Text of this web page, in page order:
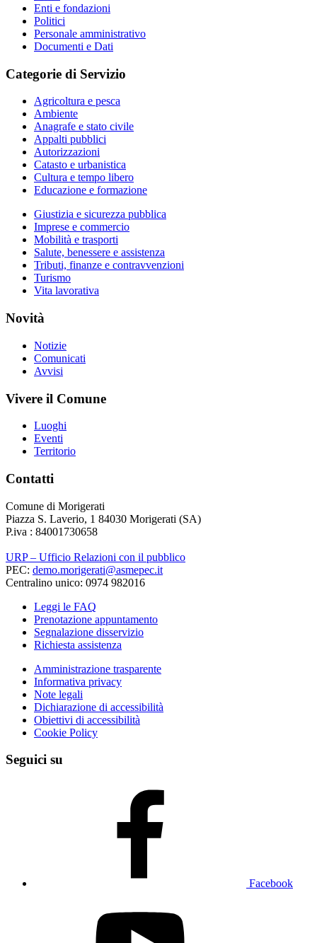
Enti e fondazioni
Politici
Personale amministrativo
Documenti e Dati
Categorie di Servizio
Agricoltura e pesca
Ambiente
Anagrafe e stato civile
Appalti pubblici
Autorizzazioni
Catasto e urbanistica
Cultura e tempo libero
Educazione e formazione
Giustizia e sicurezza pubblica
Imprese e commercio
Mobilità e trasporti
Salute, benessere e assistenza
Tributi, finanze e contravvenzioni
Turismo
Vita lavorativa
Novità
Notizie
Comunicati
Avvisi
Vivere il Comune
Luoghi
Eventi
Territorio
Contatti
Comune di Morigerati
Piazza S. Laverio, 1 84030 Morigerati (SA)
P.iva : 84001730658
URP – Ufficio Relazioni con il pubblico
PEC: demo.morigerati@asmepec.it
Centralino unico: 0974 982016
Leggi le FAQ
Prenotazione appuntamento
Segnalazione disservizio
Richiesta assistenza
Amministrazione trasparente
Informativa privacy
Note legali
Dichiarazione di accessibilità
Obiettivi di accessibilità
Cookie Policy
Seguici su
Facebook